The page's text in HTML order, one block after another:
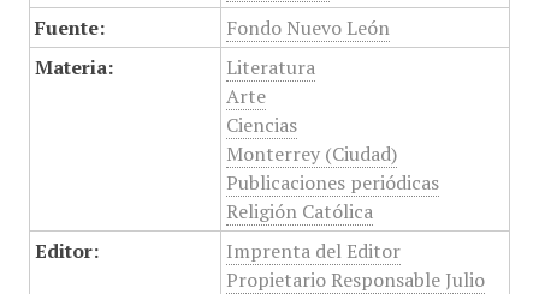
Fuente:
Fondo Nuevo León
Materia:
Literatura
Arte
Ciencias
Monterrey (Ciudad)
Publicaciones periódicas
Religión Católica
Editor:
Imprenta del Editor
Propietario Responsable Julio